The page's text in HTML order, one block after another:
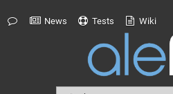
News Tests Wiki